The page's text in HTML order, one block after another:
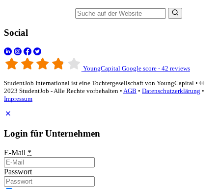
Social
YoungCapital Google score - 42 reviews
StudentJob International ist eine Tochtergesellschaft von YoungCapital • ©
2023 StudentJob - Alle Rechte vorbehalten • AGB • Datenschutzerklärung •
Impressum
Login für Unternehmen
E-Mail *
Passwort